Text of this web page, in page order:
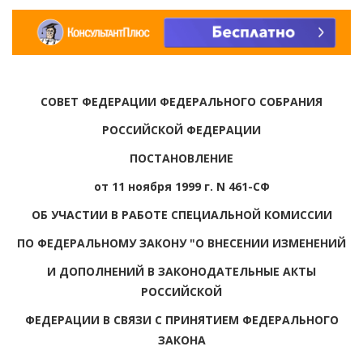
СОВЕТ ФЕДЕРАЦИИ ФЕДЕРАЛЬНОГО СОБРАНИЯ
РОССИЙСКОЙ ФЕДЕРАЦИИ
ПОСТАНОВЛЕНИЕ
от 11 ноября 1999 г. N 461-СФ
ОБ УЧАСТИИ В РАБОТЕ СПЕЦИАЛЬНОЙ КОМИССИИ
ПО ФЕДЕРАЛЬНОМУ ЗАКОНУ "О ВНЕСЕНИИ ИЗМЕНЕНИЙ
И ДОПОЛНЕНИЙ В ЗАКОНОДАТЕЛЬНЫЕ АКТЫ
РОССИЙСКОЙ
ФЕДЕРАЦИИ В СВЯЗИ С ПРИНЯТИЕМ ФЕДЕРАЛЬНОГО
ЗАКОНА